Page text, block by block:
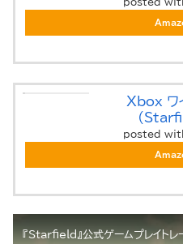
Xbox ワ
posted
『Starfield』公式ゲームプレイトレ